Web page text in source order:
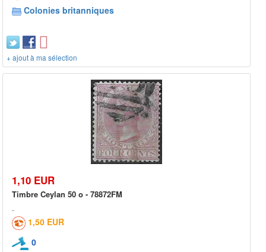
Colonies britanniques
+ ajout à ma sélection
1,10 EUR
Timbre Ceylan 50 o - 78872FM
1,50 EUR
0